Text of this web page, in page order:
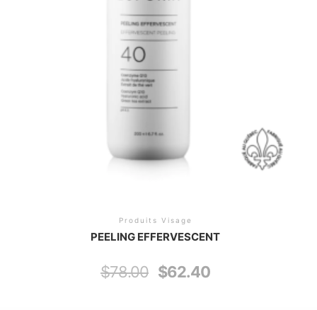
Produits Visage
PEELING EFFERVESCENT
$78.00 $62.40